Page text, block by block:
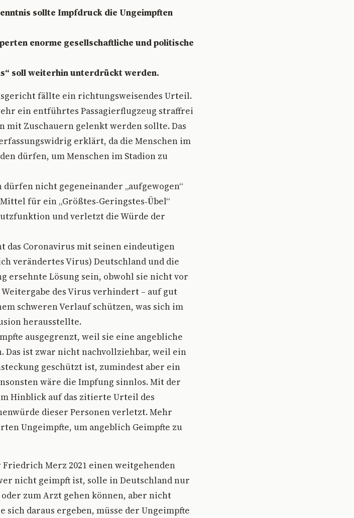
sollte Impfdruck die Ungeimpften
enorme gesellschaftliche und politische
soll weiterhin unterdrückt werden.
fällte ein richtungsweisendes Urteil.
ein entführtes Passagierflugzeug straffrei
mit Zuschauern gelenkt werden sollte. Das
erklärt, da die Menschen im
dürfen, um Menschen im Stadion zu
nicht gegeneinander „aufgewogen“
für ein „Größtes‑Geringstes‑Übel“
und verletzt die Würde der
das Coronavirus mit seinen eindeutigen
verändertes Virus) Deutschland und die
ersehnte Lösung sein, obwohl sie nicht vor
des Virus verhindert – auf gut
schweren Verlauf schützen, was sich im
herausstellte.
ausgegrenzt, weil sie eine angebliche
ist zwar nicht nachvollziehbar, weil ein
geschützt ist, zumindest aber ein
wäre die Impfung sinnlos. Mit der
Hinblick auf das zitierte Urteil des
dieser Personen verletzt. Mehr
Ungeimpfte, um angeblich Geimpfte zu
Merz 2021 einen weitgehenden
nicht geimpft ist, solle in Deutschland nur
zum Arzt gehen können, aber nicht
daraus ergeben, müsse der Ungeimpfte